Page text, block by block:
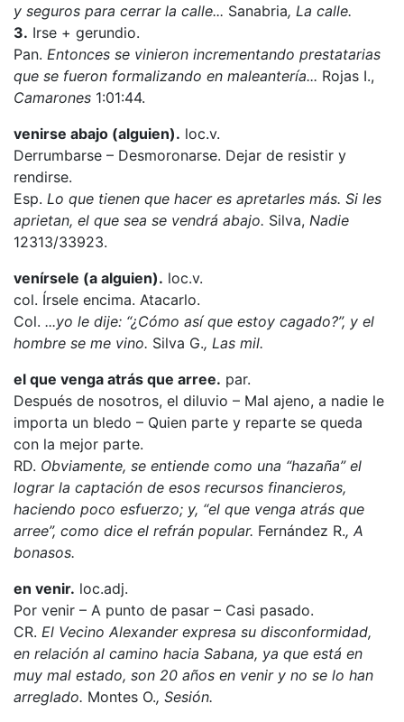
y seguros para cerrar la calle... Sanabria, La calle.
3. Irse + gerundio.
Pan. Entonces se vinieron incrementando prestatarias
que se fueron formalizando en maleantería... Rojas I.,
Camarones 1:01:44.
venirse abajo (alguien). loc.v.
Derrumbarse – Desmoronarse. Dejar de resistir y
rendirse.
Esp. Lo que tienen que hacer es apretarles más. Si les
aprietan, el que sea se vendrá abajo. Silva, Nadie
12313/33923.
venírsele (a alguien). loc.v.
col. Írsele encima. Atacarlo.
Col. ...yo le dije: “¿Cómo así que estoy cagado?”, y el
hombre se me vino. Silva G., Las mil.
el que venga atrás que arree. par.
Después de nosotros, el diluvio – Mal ajeno, a nadie le
importa un bledo – Quien parte y reparte se queda
con la mejor parte.
RD. Obviamente, se entiende como una “hazaña” el
lograr la captación de esos recursos financieros,
haciendo poco esfuerzo; y, “el que venga atrás que
arree”, como dice el refrán popular. Fernández R., A
bonasos.
en venir. loc.adj.
Por venir – A punto de pasar – Casi pasado.
CR. El Vecino Alexander expresa su disconformidad,
en relación al camino hacia Sabana, ya que está en
muy mal estado, son 20 años en venir y no se lo han
arreglado. Montes O., Sesión.